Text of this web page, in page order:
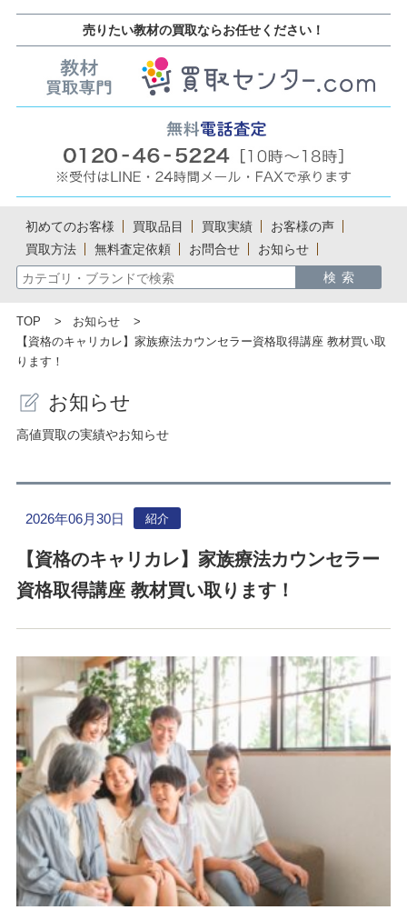
売りたい教材の買取ならお任せください！
初めてのお客様 買取品目 買取実績
お客様の声
買取方法
無料査定依頼 お問合せ お知らせ
TOP
お知らせ
【資格のキャリカレ】家族療法カウンセラー資格取得講座 教材買い取
ります！
お知らせ
高値買取の実績やお知らせ
【資格のキャリカレ】家族療法カウンセラー
資格取得講座 教材買い取ります！
2026年06月30日 紹介